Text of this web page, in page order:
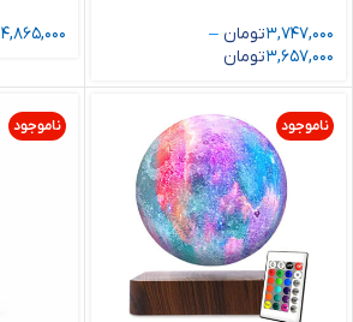
3,747,000تومان –
3,657,000تومان
4,865,000
ناموجود ناموجود